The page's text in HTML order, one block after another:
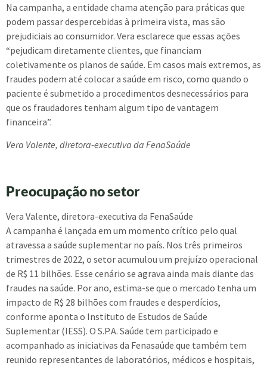
Na campanha, a entidade chama atenção para práticas que
podem passar despercebidas à primeira vista, mas são
prejudiciais ao consumidor. Vera esclarece que essas ações
“pejudicam diretamente clientes, que financiam
coletivamente os planos de saúde. Em casos mais extremos, as
fraudes podem até colocar a saúde em risco, como quando o
paciente é submetido a procedimentos desnecessários para
que os fraudadores tenham algum tipo de vantagem
financeira”.
Vera Valente, diretora-executiva da FenaSaúde
Preocupação no setor
Vera Valente, diretora-executiva da FenaSaúde
A campanha é lançada em um momento crítico pelo qual
atravessa a saúde suplementar no país. Nos três primeiros
trimestres de 2022, o setor acumulou um prejuízo operacional
de R$ 11 bilhões. Esse cenário se agrava ainda mais diante das
fraudes na saúde. Por ano, estima-se que o mercado tenha um
impacto de R$ 28 bilhões com fraudes e desperdícios,
conforme aponta o Instituto de Estudos de Saúde
Suplementar (IESS). O S.P.A. Saúde tem participado e
acompanhado as iniciativas da Fenasaúde que também tem
reunido representantes de laboratórios, médicos e hospitais,